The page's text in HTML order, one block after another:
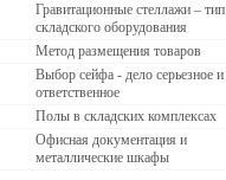
Гравитационные стеллажи – тип
складского оборудования
Метод размещения товаров
Выбор сейфа - дело серьезное и
ответственное
Полы в складских комплексах
Офисная документация и
металлические шкафы